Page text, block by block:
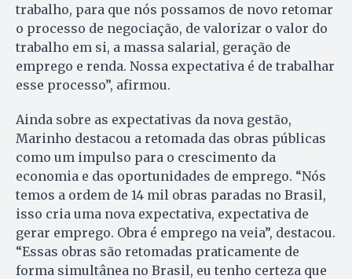
trabalho, para que nós possamos de novo retomar
o processo de negociação, de valorizar o valor do
trabalho em si, a massa salarial, geração de
emprego e renda. Nossa expectativa é de trabalhar
esse processo”, afirmou.
Ainda sobre as expectativas da nova gestão,
Marinho destacou a retomada das obras públicas
como um impulso para o crescimento da
economia e das oportunidades de emprego. “Nós
temos a ordem de 14 mil obras paradas no Brasil,
isso cria uma nova expectativa, expectativa de
gerar emprego. Obra é emprego na veia”, destacou.
“Essas obras são retomadas praticamente de
forma simultânea no Brasil, eu tenho certeza que